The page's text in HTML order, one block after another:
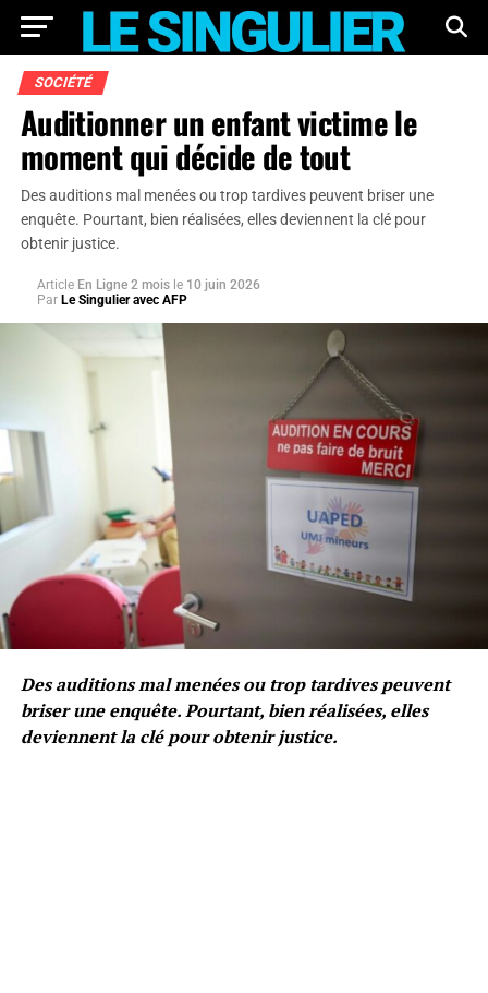
SOCIÉTÉ
Auditionner un enfant victime le
moment qui décide de tout
Des auditions mal menées ou trop tardives peuvent briser une
enquête. Pourtant, bien réalisées, elles deviennent la clé pour
obtenir justice.
Article En Ligne 2 mois le 10 juin 2026
Par Le Singulier avec AFP
Des auditions mal menées ou trop tardives peuvent
briser une enquête. Pourtant, bien réalisées, elles
deviennent la clé pour obtenir justice.